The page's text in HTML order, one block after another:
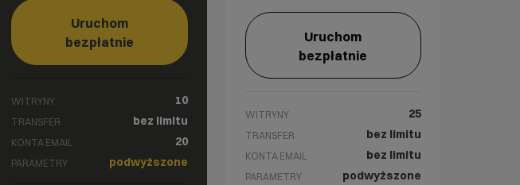
Uruchom
bezpłatnie
WITRYNY 10
TRANSFER bez limitu
KONTA EMAIL 20
PARAMETRY podwyższone
Uruchom
bezpłatnie
WITRYNY 25
TRANSFER bez limitu
KONTA EMAIL bez limitu
PARAMETRY podwyższone